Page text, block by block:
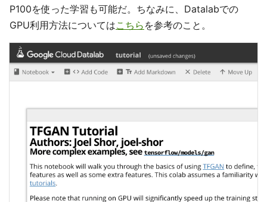
P100を使った学習も可能だ。ちなみに、Datalabでの
GPU利用方法についてはこちら を参考のこと。